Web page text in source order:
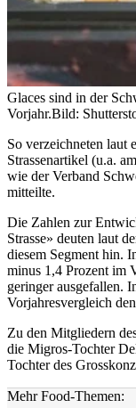
Glaces sind in der
Vorjahr.Bild:
So verzeichneten laut
Strassenartikel (u.a.
wie der Verband
mitteilte.
Die Zahlen zur
Strasse» deuten laut
diesem Segment hin.
minus 1,4 Prozent im
geringer ausgefallen.
Vorjahresvergleich
Zu den Mitgliedern
die Migros-Tochter
Tochter des
Mehr Food-Themen: